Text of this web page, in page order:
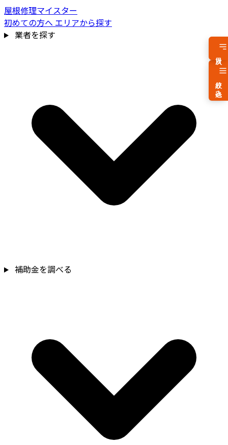
屋根修理マイスター
初めての方へ エリアから探す
業者を探す
補助金を調べる
費用相場を見る
絞り込み